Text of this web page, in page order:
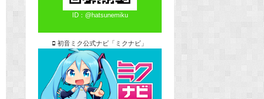
ID：@hatsunemiku
初音ミク公式ナビ「ミクナビ」